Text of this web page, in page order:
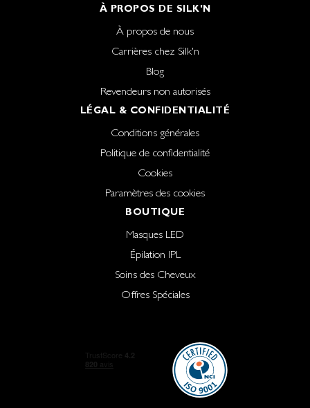
À PROPOS DE SILK'N
À propos de nous
Carrières chez Silk'n
Blog
Revendeurs non autorisés
LÉGAL & CONFIDENTIALITÉ
Conditions générales
Politique de confidentialité
Cookies
Paramètres des cookies
BOUTIQUE
Masques LED
Épilation IPL
Soins des Cheveux
Offres Spéciales